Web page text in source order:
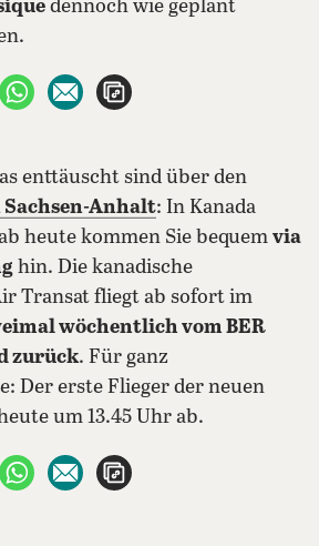
dennoch wie geplant
teilen
auf X teilenper WhatsApp teilen
per E-Mail teilen
enttäuscht sind über den
Sachsen-Anhalt: In Kanada
heute kommen Sie bequem via
hin. Die kanadische
Transat fliegt ab sofort im
wöchentlich vom BER
zurück. Für ganz
Der erste Flieger der neuen
um 13.45 Uhr ab.
teilen
auf X teilenper WhatsApp teilen
per E-Mail teilen